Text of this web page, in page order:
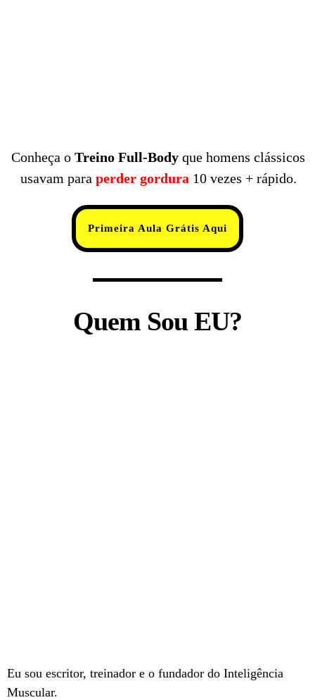
Conheça o Treino Full-Body que homens clássicos
usavam para perder gordura 10 vezes + rápido.
Primeira Aula Grátis Aqui
Quem Sou EU?
Eu sou escritor, treinador e o fundador do Inteligência
Muscular.